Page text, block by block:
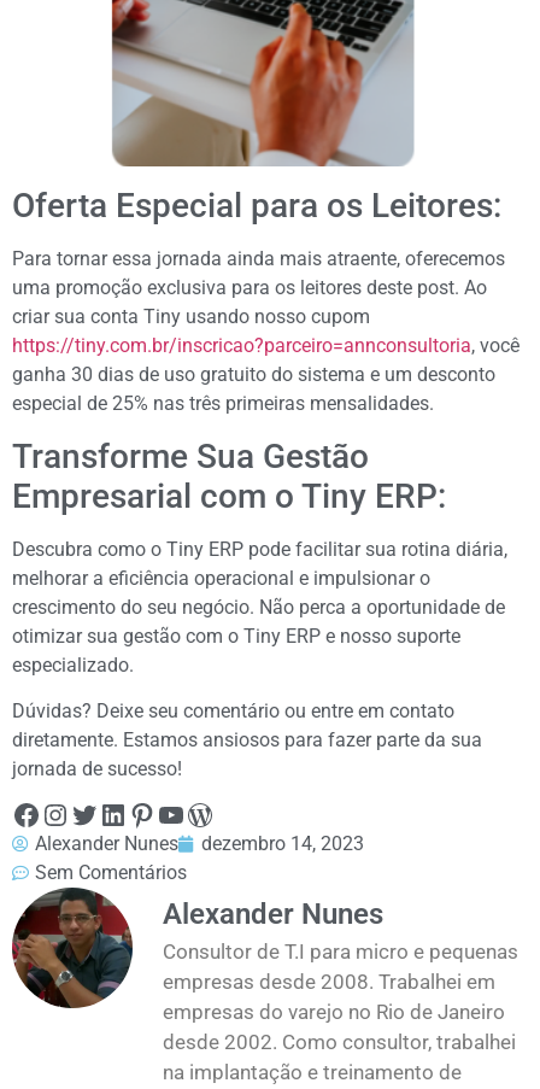
Oferta Especial para os Leitores:
Para tornar essa jornada ainda mais atraente, oferecemos
uma promoção exclusiva para os leitores deste post. Ao
criar sua conta Tiny usando nosso cupom
https://tiny.com.br/inscricao?parceiro=annconsultoria, você
ganha 30 dias de uso gratuito do sistema e um desconto
especial de 25% nas três primeiras mensalidades.
Transforme Sua Gestão
Empresarial com o Tiny ERP:
Descubra como o Tiny ERP pode facilitar sua rotina diária,
melhorar a eficiência operacional e impulsionar o
crescimento do seu negócio. Não perca a oportunidade de
otimizar sua gestão com o Tiny ERP e nosso suporte
especializado.
Dúvidas? Deixe seu comentário ou entre em contato
diretamente. Estamos ansiosos para fazer parte da sua
jornada de sucesso!
Alexander Nunes
dezembro 14, 2023
Sem Comentários
Alexander Nunes
Consultor de T.I para micro e pequenas
empresas desde 2008. Trabalhei em
empresas do varejo no Rio de Janeiro
desde 2002. Como consultor, trabalhei
na implantação e treinamento de